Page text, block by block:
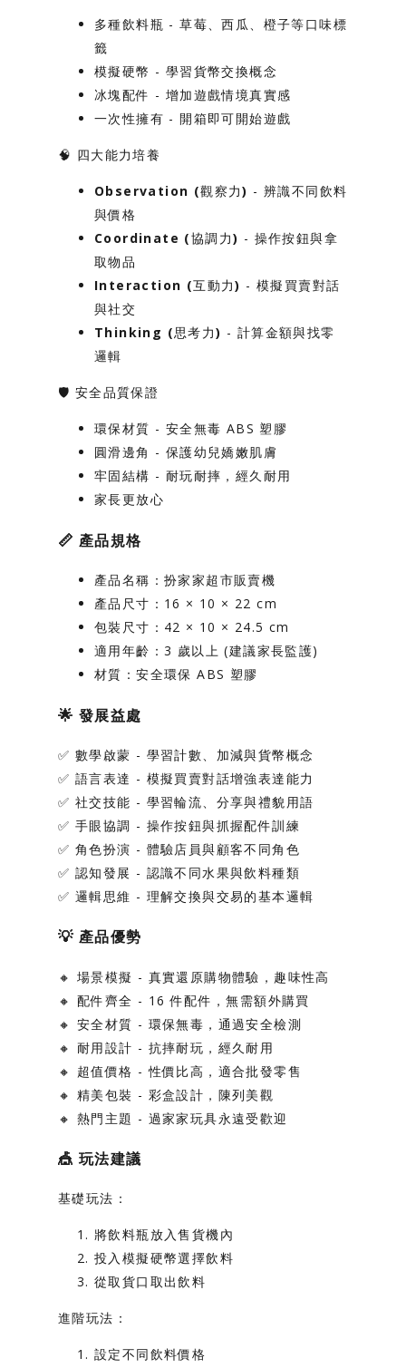
多種飲料瓶 - 草莓、西瓜、橙子等口味標
籤
模擬硬幣 - 學習貨幣交換概念
冰塊配件 - 增加遊戲情境真實感
一次性擁有 - 開箱即可開始遊戲
🧠 四大能力培養
Observation (觀察力) - 辨識不同飲料
與價格
Coordinate (協調力) - 操作按鈕與拿
取物品
Interaction (互動力) - 模擬買賣對話
與社交
Thinking (思考力) - 計算金額與找零
邏輯
🛡️ 安全品質保證
環保材質 - 安全無毒 ABS 塑膠
圓滑邊角 - 保護幼兒嬌嫩肌膚
牢固結構 - 耐玩耐摔，經久耐用
家長更放心
📏 產品規格
產品名稱 ：扮家家超市販賣機
產品尺寸 ：16 × 10 × 22 cm
包裝尺寸 ：42 × 10 × 24.5 cm
適用年齡 ：3 歲以上 (建議家長監護)
材質 ：安全環保 ABS 塑膠
🌟 發展益處
✅ 數學啟蒙 - 學習計數、加減與貨幣概念
✅ 語言表達 - 模擬買賣對話增強表達能力
✅ 社交技能 - 學習輪流、分享與禮貌用語
✅ 手眼協調 - 操作按鈕與抓握配件訓練
✅ 角色扮演 - 體驗店員與顧客不同角色
✅ 認知發展 - 認識不同水果與飲料種類
✅ 邏輯思維 - 理解交換與交易的基本邏輯
💡 產品優勢
🔸 場景模擬 - 真實還原購物體驗，趣味性高
🔸 配件齊全 - 16 件配件，無需額外購買
🔸 安全材質 - 環保無毒，通過安全檢測
🔸 耐用設計 - 抗摔耐玩，經久耐用
🔸 超值價格 - 性價比高，適合批發零售
🔸 精美包裝 - 彩盒設計，陳列美觀
🔸 熱門主題 - 過家家玩具永遠受歡迎
🎪 玩法建議
基礎玩法：
將飲料瓶放入售貨機內
投入模擬硬幣選擇飲料
從取貨口取出飲料
進階玩法：
設定不同飲料價格